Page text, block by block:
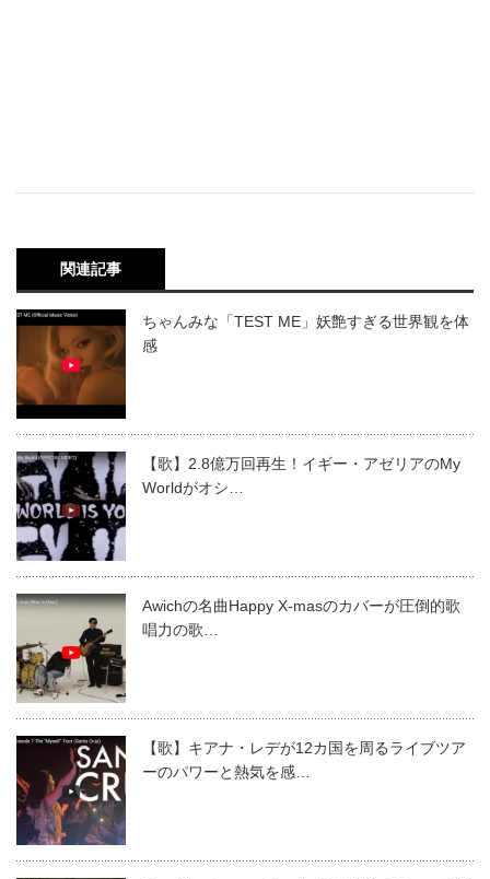
関連記事
ちゃんみな「TEST ME」妖艶すぎる世界観を体
感
【歌】2.8億万回再生！イギー・アゼリアのMy
Worldがオシ…
Awichの名曲Happy X-masのカバーが圧倒的歌
唱力の歌…
【歌】キアナ・レデが12カ国を周るライブツア
ーのパワーと熱気を感…